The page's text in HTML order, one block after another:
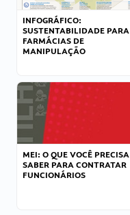
INFOGRÁFICO:
SUSTENTABILIDADE PARA
FARMÁCIAS DE
MANIPULAÇÃO
MEI: O QUE VOCÊ PRECISA
SABER PARA CONTRATAR
FUNCIONÁRIOS